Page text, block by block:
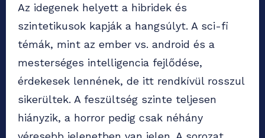
Az idegenek helyett a hibridek és
szintetikusok kapják a hangsúlyt. A sci-fi
témák, mint az ember vs. android és a
mesterséges intelligencia fejlődése,
érdekesek lennének, de itt rendkívül rosszul
sikerültek. A feszültség szinte teljesen
hiányzik, a horror pedig csak néhány